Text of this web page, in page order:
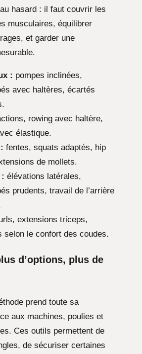
hasard : il faut couvrir les
musculaires, équilibrer
et garder une
: pompes inclinées,
avec haltères, écartés
rowing avec haltère,
élastique.
fentes, squats adaptés, hip
de mollets.
élévations latérales,
prudents, travail de l’arrière
extensions triceps,
selon le confort des coudes.
d’options, plus de
prend toute sa
aux machines, poulies et
Ces outils permettent de
de sécuriser certaines